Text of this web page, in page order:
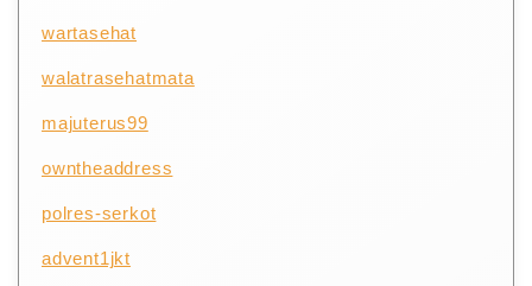
wartasehat
walatrasehatmata
majuterus99
owntheaddress
polres-serkot
advent1jkt